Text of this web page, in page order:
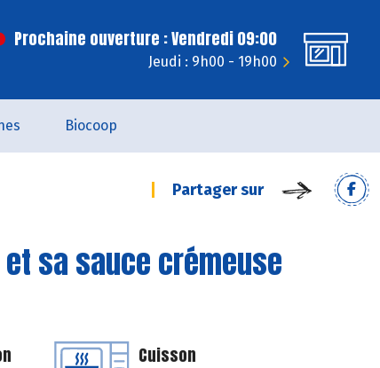
Prochaine ouverture : Vendredi 09:00
Jeudi : 9h00 - 19h00
Biocoop
Partager sur
sa sauce crémeuse
Cuisson